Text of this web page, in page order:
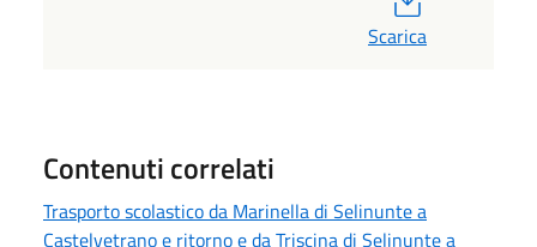
Scarica
Contenuti correlati
Trasporto scolastico da Marinella di Selinunte a
Castelvetrano e ritorno e da Triscina di Selinunte a